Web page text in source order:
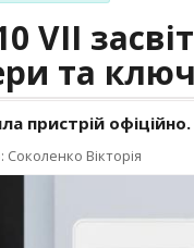
VII
та
пристрій офіційно.
Соколенко Вікторія